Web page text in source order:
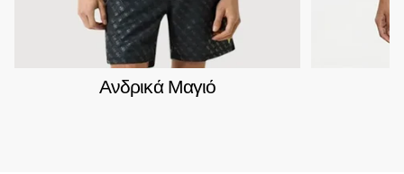
Ανδρικά Μαγιό